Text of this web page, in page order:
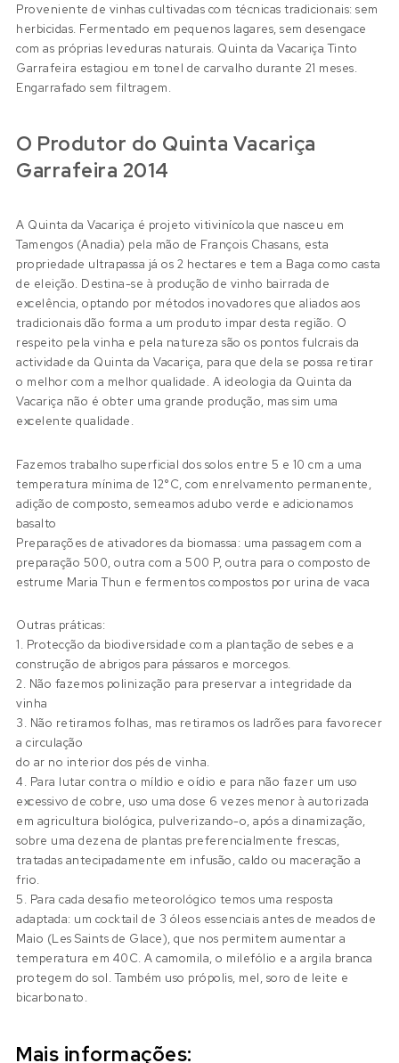
Proveniente de vinhas cultivadas com técnicas tradicionais: sem
herbicidas. Fermentado em pequenos lagares, sem desengace
com as próprias leveduras naturais. Quinta da Vacariça Tinto
Garrafeira estagiou em tonel de carvalho durante 21 meses.
Engarrafado sem filtragem.
O Produtor do Quinta Vacariça
Garrafeira 2014
A Quinta da Vacariça é projeto vitivinícola que nasceu em
Tamengos (Anadia) pela mão de François Chasans, esta
propriedade ultrapassa já os 2 hectares e tem a Baga como casta
de eleição. Destina-se à produção de vinho bairrada de
excelência, optando por métodos inovadores que aliados aos
tradicionais dão forma a um produto impar desta região. O
respeito pela vinha e pela natureza são os pontos fulcrais da
actividade da Quinta da Vacariça, para que dela se possa retirar
o melhor com a melhor qualidade. A ideologia da Quinta da
Vacariça não é obter uma grande produção, mas sim uma
excelente qualidade.
Fazemos trabalho superficial dos solos entre 5 e 10 cm a uma
temperatura mínima de 12°C, com enrelvamento permanente,
adição de composto, semeamos adubo verde e adicionamos
basalto
Preparações de ativadores da biomassa: uma passagem com a
preparação 500, outra com a 500 P, outra para o composto de
estrume Maria Thun e fermentos compostos por urina de vaca
Outras práticas:
1. Protecção da biodiversidade com a plantação de sebes e a
construção de abrigos para pássaros e morcegos.
2. Não fazemos polinização para preservar a integridade da
vinha
3. Não retiramos folhas, mas retiramos os ladrões para favorecer
a circulação
do ar no interior dos pés de vinha.
4. Para lutar contra o míldio e oídio e para não fazer um uso
excessivo de cobre, uso uma dose 6 vezes menor à autorizada
em agricultura biológica, pulverizando-o, após a dinamização,
sobre uma dezena de plantas preferencialmente frescas,
tratadas antecipadamente em infusão, caldo ou maceração a
frio.
5. Para cada desafio meteorológico temos uma resposta
adaptada: um cocktail de 3 óleos essenciais antes de meados de
Maio (Les Saints de Glace), que nos permitem aumentar a
temperatura em 40C. A camomila, o milefólio e a argila branca
protegem do sol. Também uso própolis, mel, soro de leite e
bicarbonato.
Mais informações: